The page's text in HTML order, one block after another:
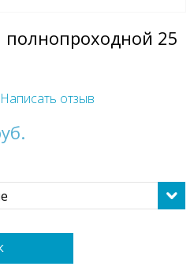
25
Написать отзыв